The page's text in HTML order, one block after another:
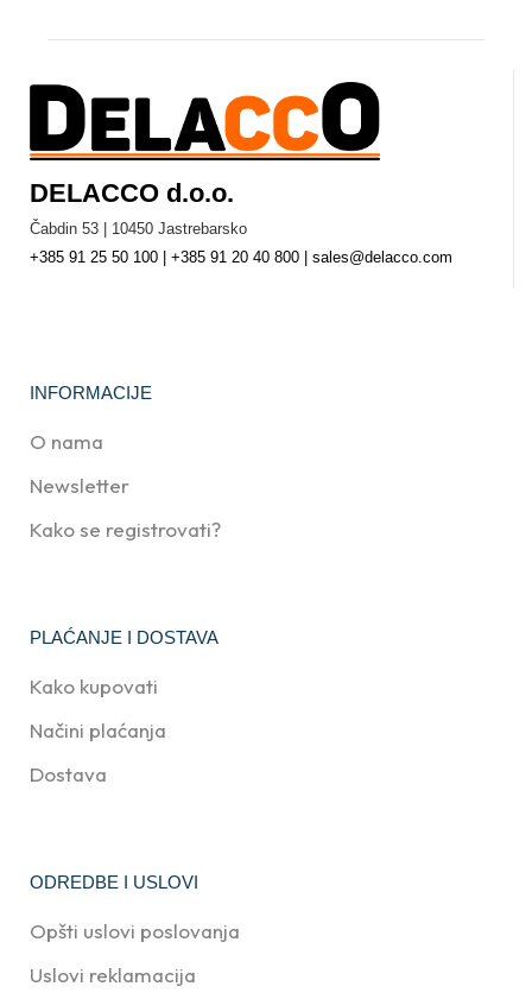
DELACCO d.o.o.
Čabdin 53 | 10450 Jastrebarsko
+385 91 25 50 100 | +385 91 20 40 800 | sales@delacco.com
INFORMACIJE
O nama
Newsletter
Kako se registrovati?
PLAĆANJE I DOSTAVA
Kako kupovati
Načini plaćanja
Dostava
ODREDBE I USLOVI
Opšti uslovi poslovanja
Uslovi reklamacija